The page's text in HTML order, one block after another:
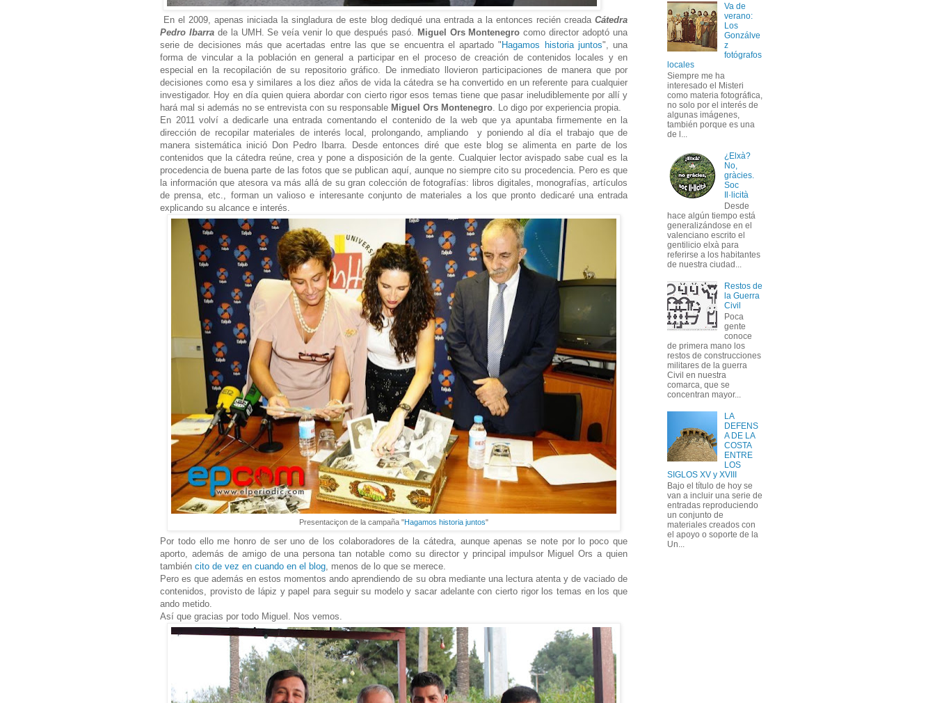
En el 2009, apenas iniciada la singladura de este blog dediqué una entrada a la entonces recién creadaCátedra
Pedro Ibarra de la UMH. Se veía venir lo que después pasó. Miguel Ors Montenegrocomo director adoptó una
serie de decisiones más que acertadas entre las que se encuentra el apartado "Hagamos historia juntos", una
forma de vincular a la población en general a participar en el proceso de creación de contenidos locales y en
especial en la recopilación de su repositorio gráfico. De inmediato llovieron participaciones de manera que por
decisiones como esa y similares a los diez años de vida la cátedra se ha convertido en un referente para cualquier
investigador. Hoy en día quien quiera abordar con cierto rigor esos temas tiene que pasar ineludiblemente por allí y
hará mal si además no se entrevista con su responsable Miguel Ors Montenegro . Lo digo por experiencia propia.
En 2011 volví a dedicarle una entrada comentando el contenido de la web que ya apuntaba firmemente en la
dirección de recopilar materiales de interés local, prolongando, ampliando y poniendo al día el trabajo que de
manera sistemática inició Don Pedro Ibarra. Desde entonces diré que este blog se alimenta en parte de los
contenidos que la cátedra reúne, crea y pone a disposición de la gente. Cualquier lector avispado sabe cual es la
procedencia de buena parte de las fotos que se publican aquí, aunque no siempre cito su procedencia. Pero es que
la información que atesora va más allá de su gran colección de fotografías: libros digitales, monografías, artículos
de prensa, etc., forman un valioso e interesante conjunto de materiales a los que pronto dedicaré una entrada
explicando su alcance e interés.
Presentaciçon de la campaña "Hagamos historia juntos"
Por todo ello me honro de ser uno de los colaboradores de la cátedra, aunque apenas se note por lo poco que
aporto, además de amigo de una persona tan notable como su director y principal impulsor Miguel Ors a quien
también cito de vez en cuando en el blog, menos de lo que se merece.
Pero es que además en estos momentos ando aprendiendo de su obra mediante una lectura atenta y de vaciado de
contenidos, provisto de lápiz y papel para seguir su modelo y sacar adelante con cierto rigor los temas en los que
ando metido.
Así que gracias por todo Miguel. Nos vemos.
Va de
verano:
Los
Gonzálve
z
fotógrafos
locales
Siempre me ha
interesado el Misteri
como materia fotográfica,
no solo por el interés de
algunas imágenes,
también porque es una
de l...
¿Elxà?
No,
gràcies.
Soc
Il·licità
Desde
hace algún tiempo está
generalizándose en el
valenciano escrito el
gentilicio elxà para
referirse a los habitantes
de nuestra ciudad...
Restos de
la Guerra
Civil
Poca
gente
conoce
de primera mano los
restos de construcciones
militares de la guerra
Civil en nuestra
comarca, que se
concentran mayor...
LA
DEFENS
A DE LA
COSTA
ENTRE
LOS
SIGLOS XV y XVIII
Bajo el título de hoy se
van a incluir una serie de
entradas reproduciendo
un conjunto de
materiales creados con
el apoyo o soporte de la
Un...